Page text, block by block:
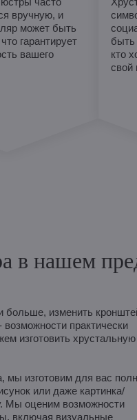
вручную, и
может быть
гарантирует
вашего
быть
кто
свой
в нашем
изменить
практически
изготовить хрустальную
мы изготовим для вас
или даже картинка/
Мы оценим возможности
включая визуальные